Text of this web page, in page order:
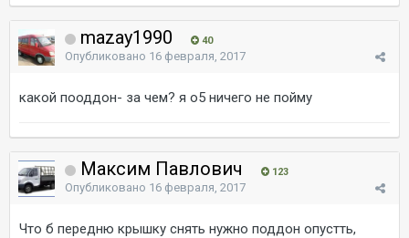
mazay1990 40
Опубликовано 16 февраля, 2017
какой пооддон- за чем? я о5 ничего не пойму
Максим Павлович 123
Опубликовано 16 февраля, 2017
Что б передню крышку снять нужно поддон опустть,